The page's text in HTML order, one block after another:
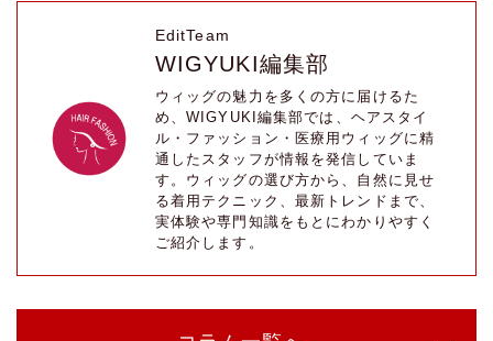
EditTeam
WIGYUKI編集部
ウィッグの魅力を多くの方に届けるた
め、WIGYUKI編集部では、ヘアスタイ
ル・ファッション・医療用ウィッグに精
通したスタッフが情報を発信していま
す。ウィッグの選び方から、自然に見せ
る着用テクニック、最新トレンドまで、
実体験や専門知識をもとにわかりやすく
ご紹介します。